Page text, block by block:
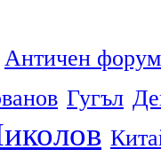
Античен форум
Гугъл